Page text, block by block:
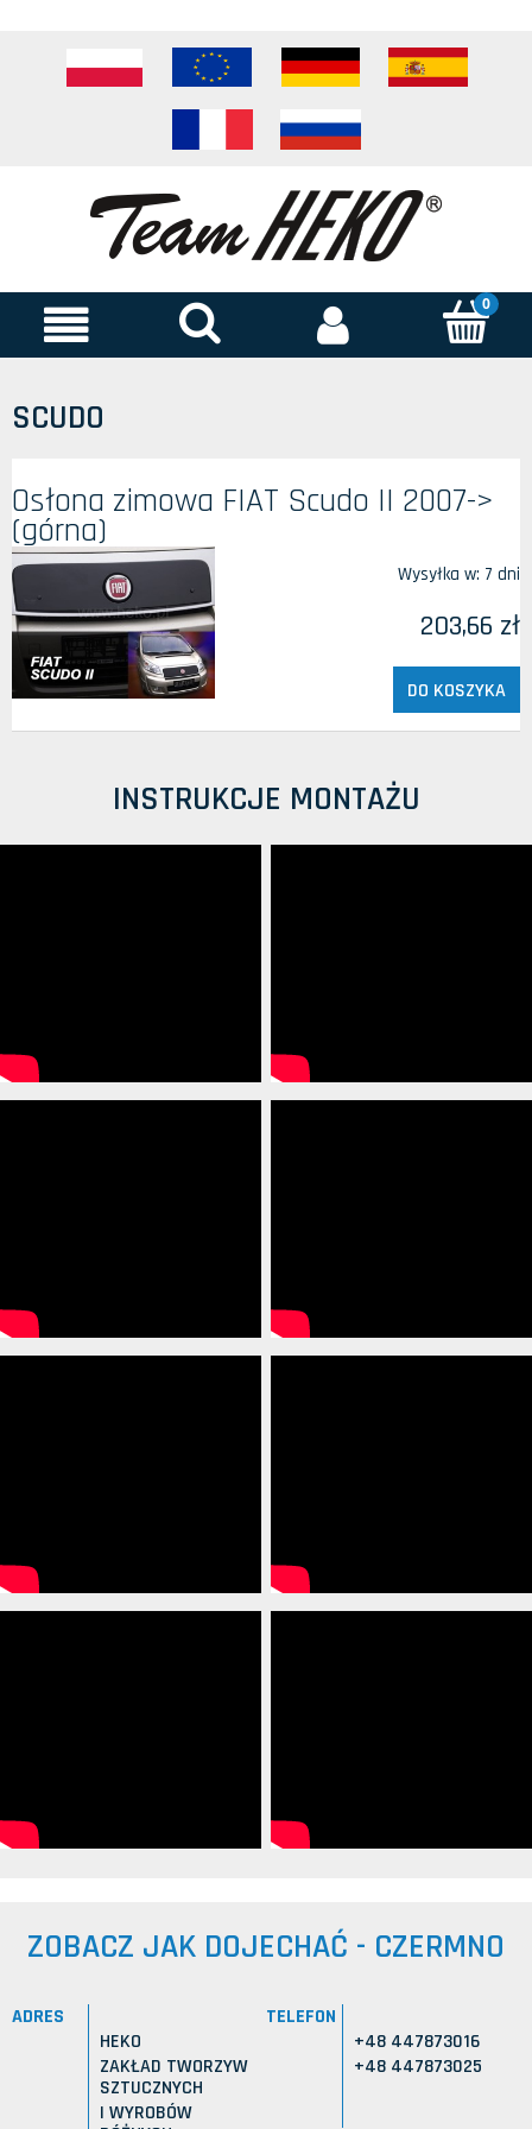
SCUDO
Osłona zimowa FIAT Scudo II 2007->
(górna)
Wysyłka w: 7 dni
203,66 zł
DO KOSZYKA
INSTRUKCJE MONTAŻU
ZOBACZ JAK DOJECHAĆ - CZERMNO
ADRES
HEKO
ZAKŁAD TWORZYW
SZTUCZNYCH
I WYROBÓW
TELEFON
+48 447873016
+48 447873025